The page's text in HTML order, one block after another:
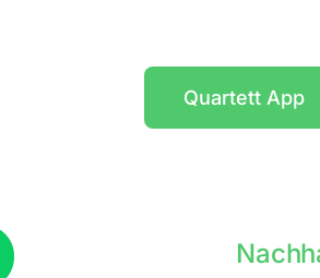
Quartett App